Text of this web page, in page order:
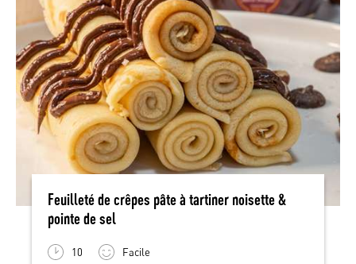
Feuilleté de crêpes pâte à tartiner noisette &
pointe de sel
10 Facile